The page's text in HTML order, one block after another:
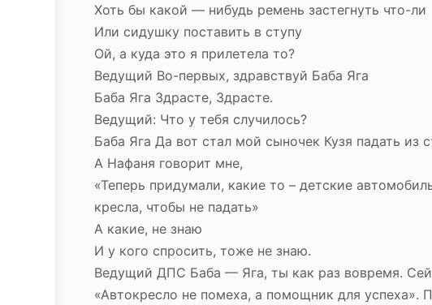
Хоть бы какой — нибудь ремень застегнуть что-ли
Или сидушку поставить в ступу
Ой, а куда это я прилетела то?
Ведущий Во-первых, здравствуй Баба Яга
Баба Яга Здрасте, Здрасте.
Ведущий: Что у тебя случилось?
Баба Яга Да вот стал мой сыночек Кузя падать из
А Нафаня говорит мне,
«Теперь придумали, какие то – детские
кресла, чтобы не падать»
А какие, не знаю
И у кого спросить, тоже не знаю.
Ведущий ДПС Баба — Яга, ты как раз вовремя.
«Автокресло не помеха, а помощник для успеха».